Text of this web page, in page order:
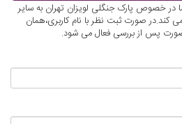
در خصوص پارک جنگلی لویزان تهران به سایر
کند.در صورت ثبت نظر با نام کاربری،همان
پس از بررسی فعال می شود.